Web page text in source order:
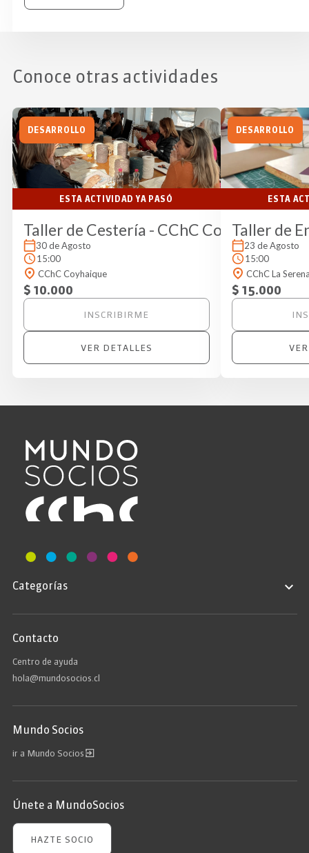
Conoce otras actividades
DESARROLLO
ESTA ACTIVIDAD YA PASÓ
Taller de Cestería - CChC Coyhaique
30 de Agosto
15:00
CChC Coyhaique
$ 10.000
INSCRIBIRME
VER DETALLES
DESARROLLO
ESTA
Taller de
23 de Agosto
15:00
CChC La
$ 15.000
Categorías
Contacto
Centro de ayuda
hola@mundosocios.cl
Mundo Socios
ir a Mundo Socios
Únete a MundoSocios
HAZTE SOCIO